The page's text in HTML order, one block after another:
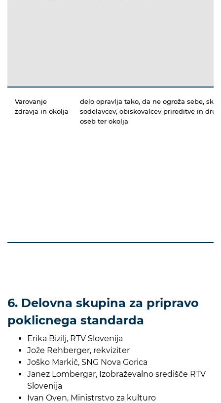
Varovanje
zdravja in okolja
delo opravlja tako, da ne ogroža sebe,
sodelavcev, obiskovalcev prireditve in
oseb ter okolja
6. Delovna skupina za pripravo
poklicnega standarda
Erika Bizilj, RTV Slovenija
Jože Rehberger, rekviziter
Joško Markič, SNG Nova Gorica
Janez Lombergar, Izobraževalno središče RTV
Slovenija
Ivan Oven, Ministrstvo za kulturo